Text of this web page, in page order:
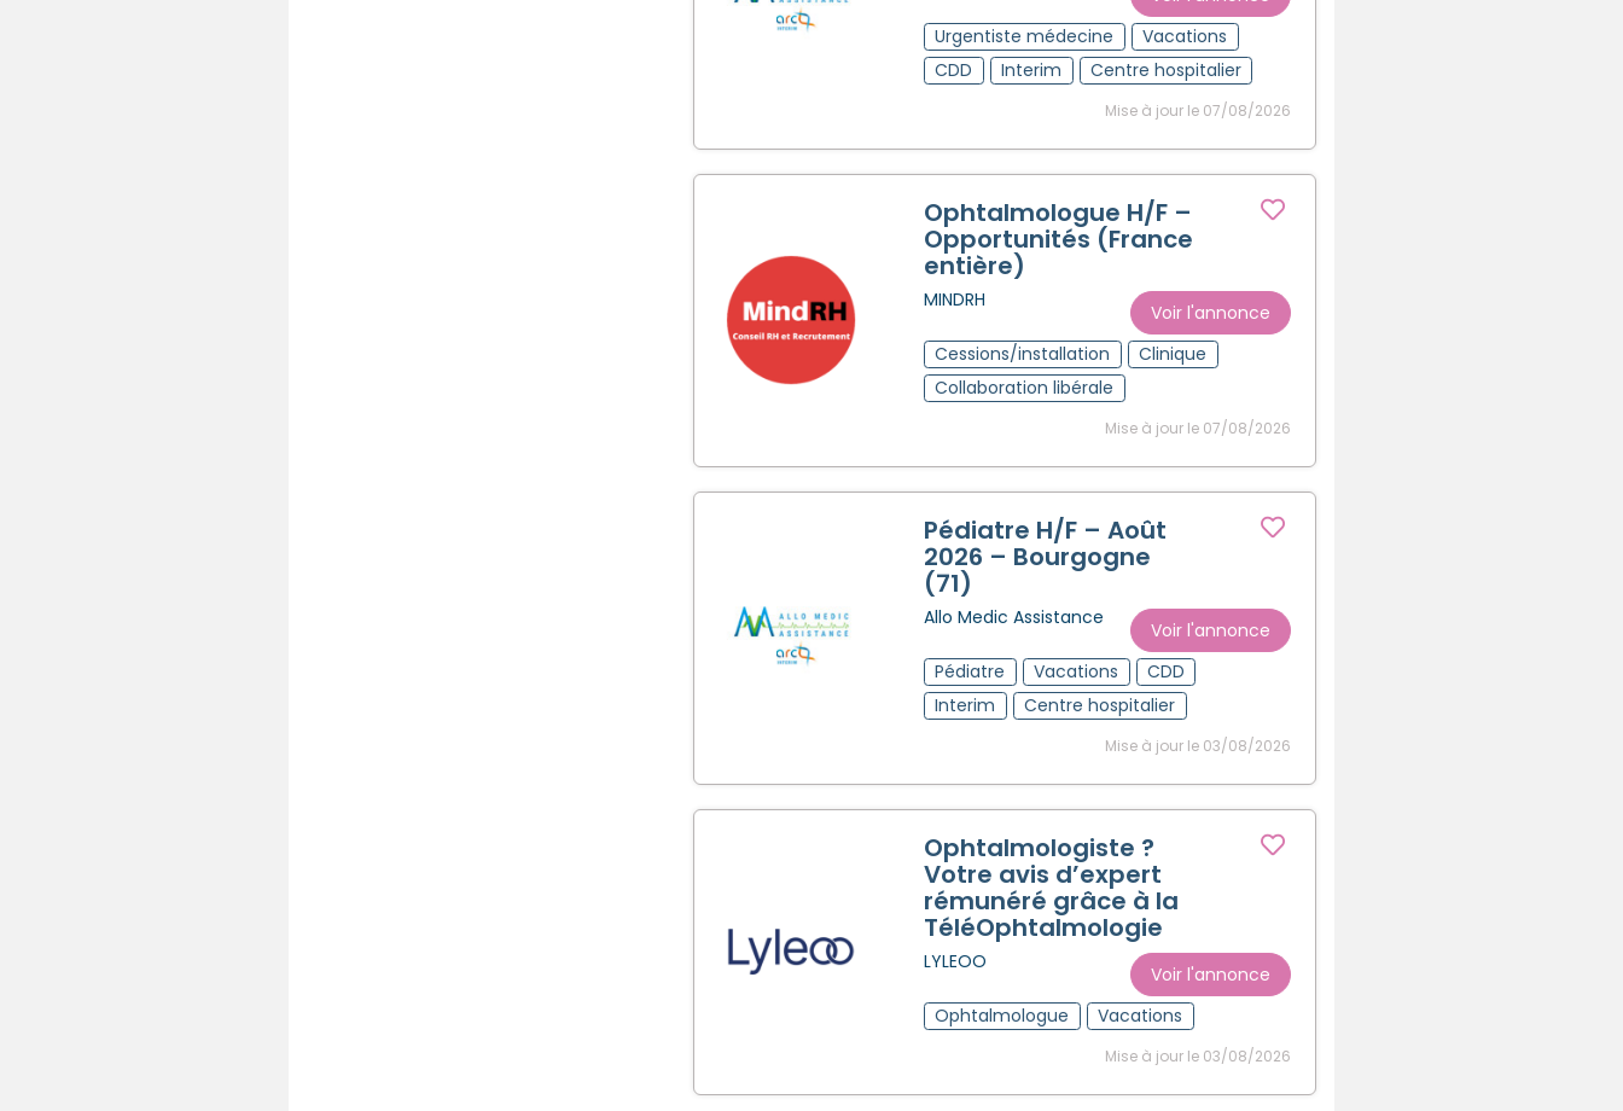
Urgentiste médecine
Vacations
CDD
Interim Centre hospitalier
Mise à jour le 07/08/2026
Ophtalmologue H/F –
Opportunités (France
entière)
MINDRH
Voir l'annonce
Cessions/installation
Clinique
Collaboration libérale
Mise à jour le 07/08/2026
Pédiatre H/F – Août
2026 – Bourgogne
(71)
Allo Medic Assistance
Voir l'annonce
Pédiatre
Vacations
CDD
Interim
Centre hospitalier
Mise à jour le 03/08/2026
Ophtalmologiste ?
Votre avis d’expert
rémunéré grâce à la
TéléOphtalmologie
LYLEOO
Voir l'annonce
Ophtalmologue
Vacations
Mise à jour le 03/08/2026